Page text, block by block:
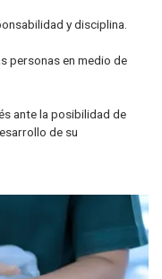
y disciplina.
personas en medio de
ante la posibilidad de
de su